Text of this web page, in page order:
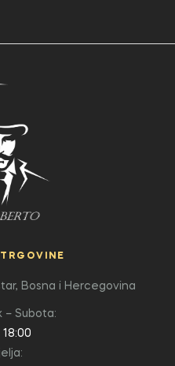
Bosna i Hercegovina
– Subota: